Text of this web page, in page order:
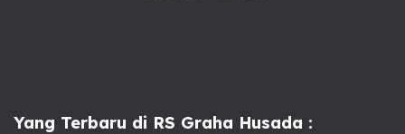
Yang Terbaru di RS Graha Husada :